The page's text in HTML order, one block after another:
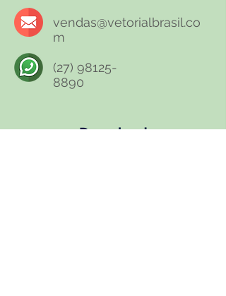
vendas@vetorialbrasil.co
m
(27) 98125-
8890
Download